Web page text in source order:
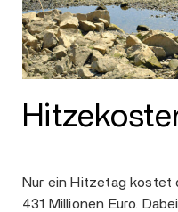
Nur ein Hitzetag kostet
431 Millionen Euro.